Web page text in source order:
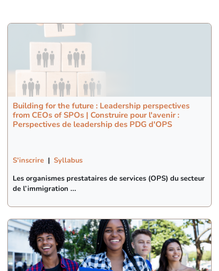
Building for the future : Leadership perspectives
from CEOs of SPOs | Construire pour l'avenir :
Perspectives de leadership des PDG d'OPS
S'inscrire | Syllabus
Les organismes prestataires de services (OPS) du secteur
de l’immigration ...